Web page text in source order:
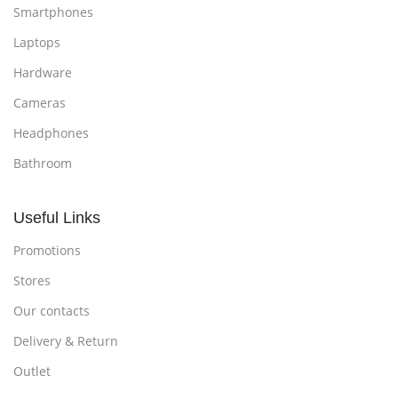
Smartphones
Laptops
Hardware
Cameras
Headphones
Bathroom
Useful Links
Promotions
Stores
Our contacts
Delivery & Return
Outlet